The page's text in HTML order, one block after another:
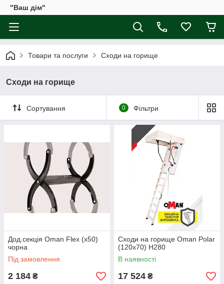
"Ваш дім"
Товари та послуги Сходи на горище
Сходи на горище
Сортування 0 Фільтри
Дод.секція Oman Flex (x50)
чорна
Під замовлення
2 184 ₴
Сxоди на горище Oman Polar
(120x70) H280
В наявності
17 524 ₴